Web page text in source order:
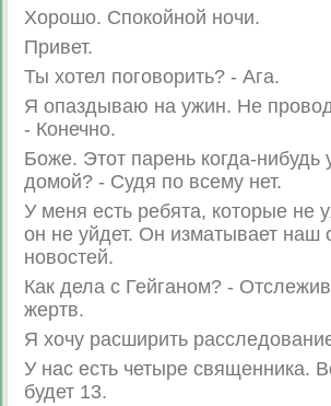
Хорошо. Спокойной ночи.
Привет.
Ты хотел поговорить? - Ага.
Я опаздываю на ужин. Не
- Конечно.
Боже. Этот парень когда-нибудь
домой? - Судя по всему нет.
У меня есть ребята, которые не
он не уйдет. Он изматывает наш
новостей.
Как дела с Гейганом? -
жертв.
Я хочу расширить
У нас есть четыре священника.
будет 13.